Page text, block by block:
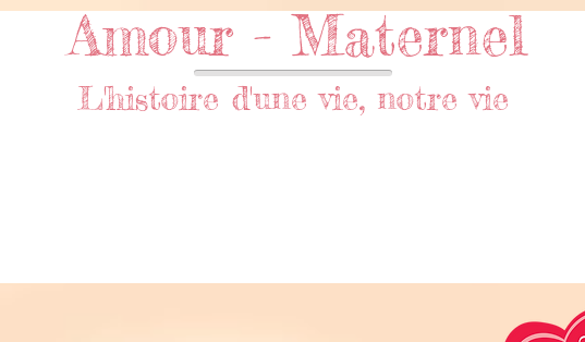
Amour - Maternel
L'histoire d'une vie, notre vie